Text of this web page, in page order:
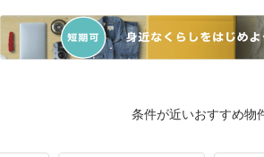
条件が近いおすすめ物